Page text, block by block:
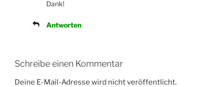
Dank!
Antworten
Schreibe einen Kommentar
Deine E-Mail-Adresse wird nicht veröffentlicht.